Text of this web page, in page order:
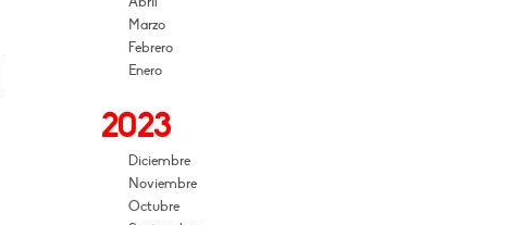
Marzo
Febrero
Enero
2023
Diciembre
Noviembre
Octubre